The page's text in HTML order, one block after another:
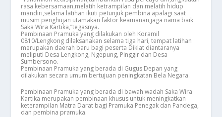
rasa kebersamaan,melatih ketrampilan dan melatih hidup
mandiri,selama latihan ikuti petunjuk pembina apalagi saat
musim penghujan utamakan faktor keamanan,jaga nama baik
Saka Wira Kartika,”tegasnya.
Pembinaan Pramuka yang dilakukan oleh Koramil
0810/Lengkong dilaksanakan selama tiga hari, tempat latihan
merupakan daerah baru bagi peserta Diklat diantaranya
meliputi Desa Lengkong, Ngepung, Pinggir dan Desa
Sumbersono.
Pembinaan Pramuka yang berada di Gugus Depan yang
dilakukan secara umum bertujuan peningkatan Bela Negara.
Pembinaan Pramuka yang berada di bawah wadah Saka Wira
Kartika merupakan pembinaan khusus untuk meningkatkan
keterampilan Matra Darat bagi Pramuka Penegak dan Pandega,
dan pembina pramuka.